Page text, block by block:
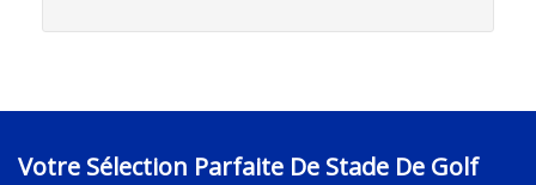
Votre Sélection Parfaite De Stade De Golf